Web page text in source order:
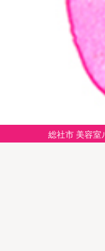
総社市 美容室